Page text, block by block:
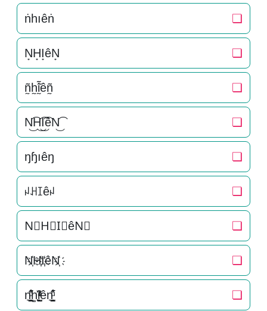
ṅһıêṅ ❏
N͙H͙I͙êN͙ ❏
ñ̰h̰̃ḭ̃êñ̰ ❏
N͜͡H͜͡I͜͡êN͜͡ ❏
ŋɧıêŋ ❏
ꈤꃅꀤêꈤ ❏
N⃟H⃟I⃟êN⃟ ❏
N҉H҉I҉êN҉ ❏
n͉̠̙͉̗̺̋̋̔ͧ̊h͚̖̜̍̃͐i̞̟̫̺ͭ̒ͭͣên͉̠̙͉̗̺̋̋̔ͧ̊ ❏